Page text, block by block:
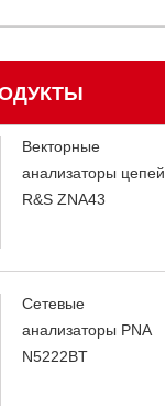
Векторные
анализаторы цепей
R&S ZNA43
Сетевые
анализаторы PNA
N5222BT